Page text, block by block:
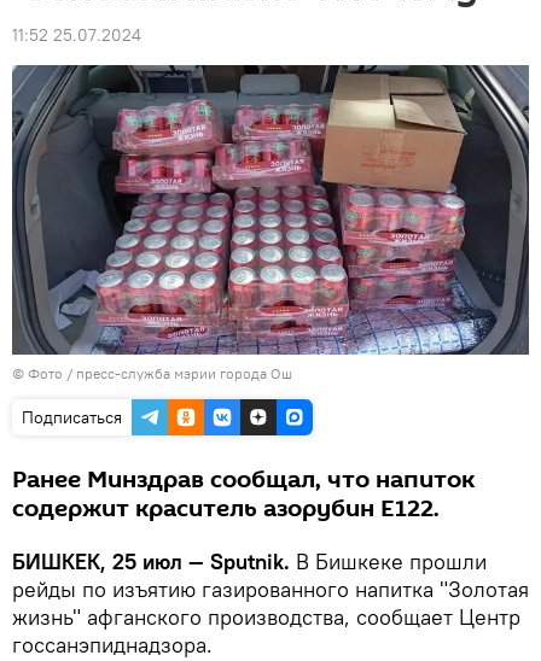
11:52 25.07.2024
© Фото / пресс-служба мэрии города Ош
Подписаться
Ранее Минздрав сообщал, что напиток
содержит краситель азорубин Е122.
БИШКЕК, 25 июл — Sputnik. В Бишкеке прошли
рейды по изъятию газированного напитка "Золотая
жизнь" афганского производства, сообщает Центр
госсанэпиднадзора.